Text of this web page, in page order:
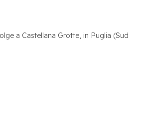
a Castellana Grotte, in Puglia (Sud